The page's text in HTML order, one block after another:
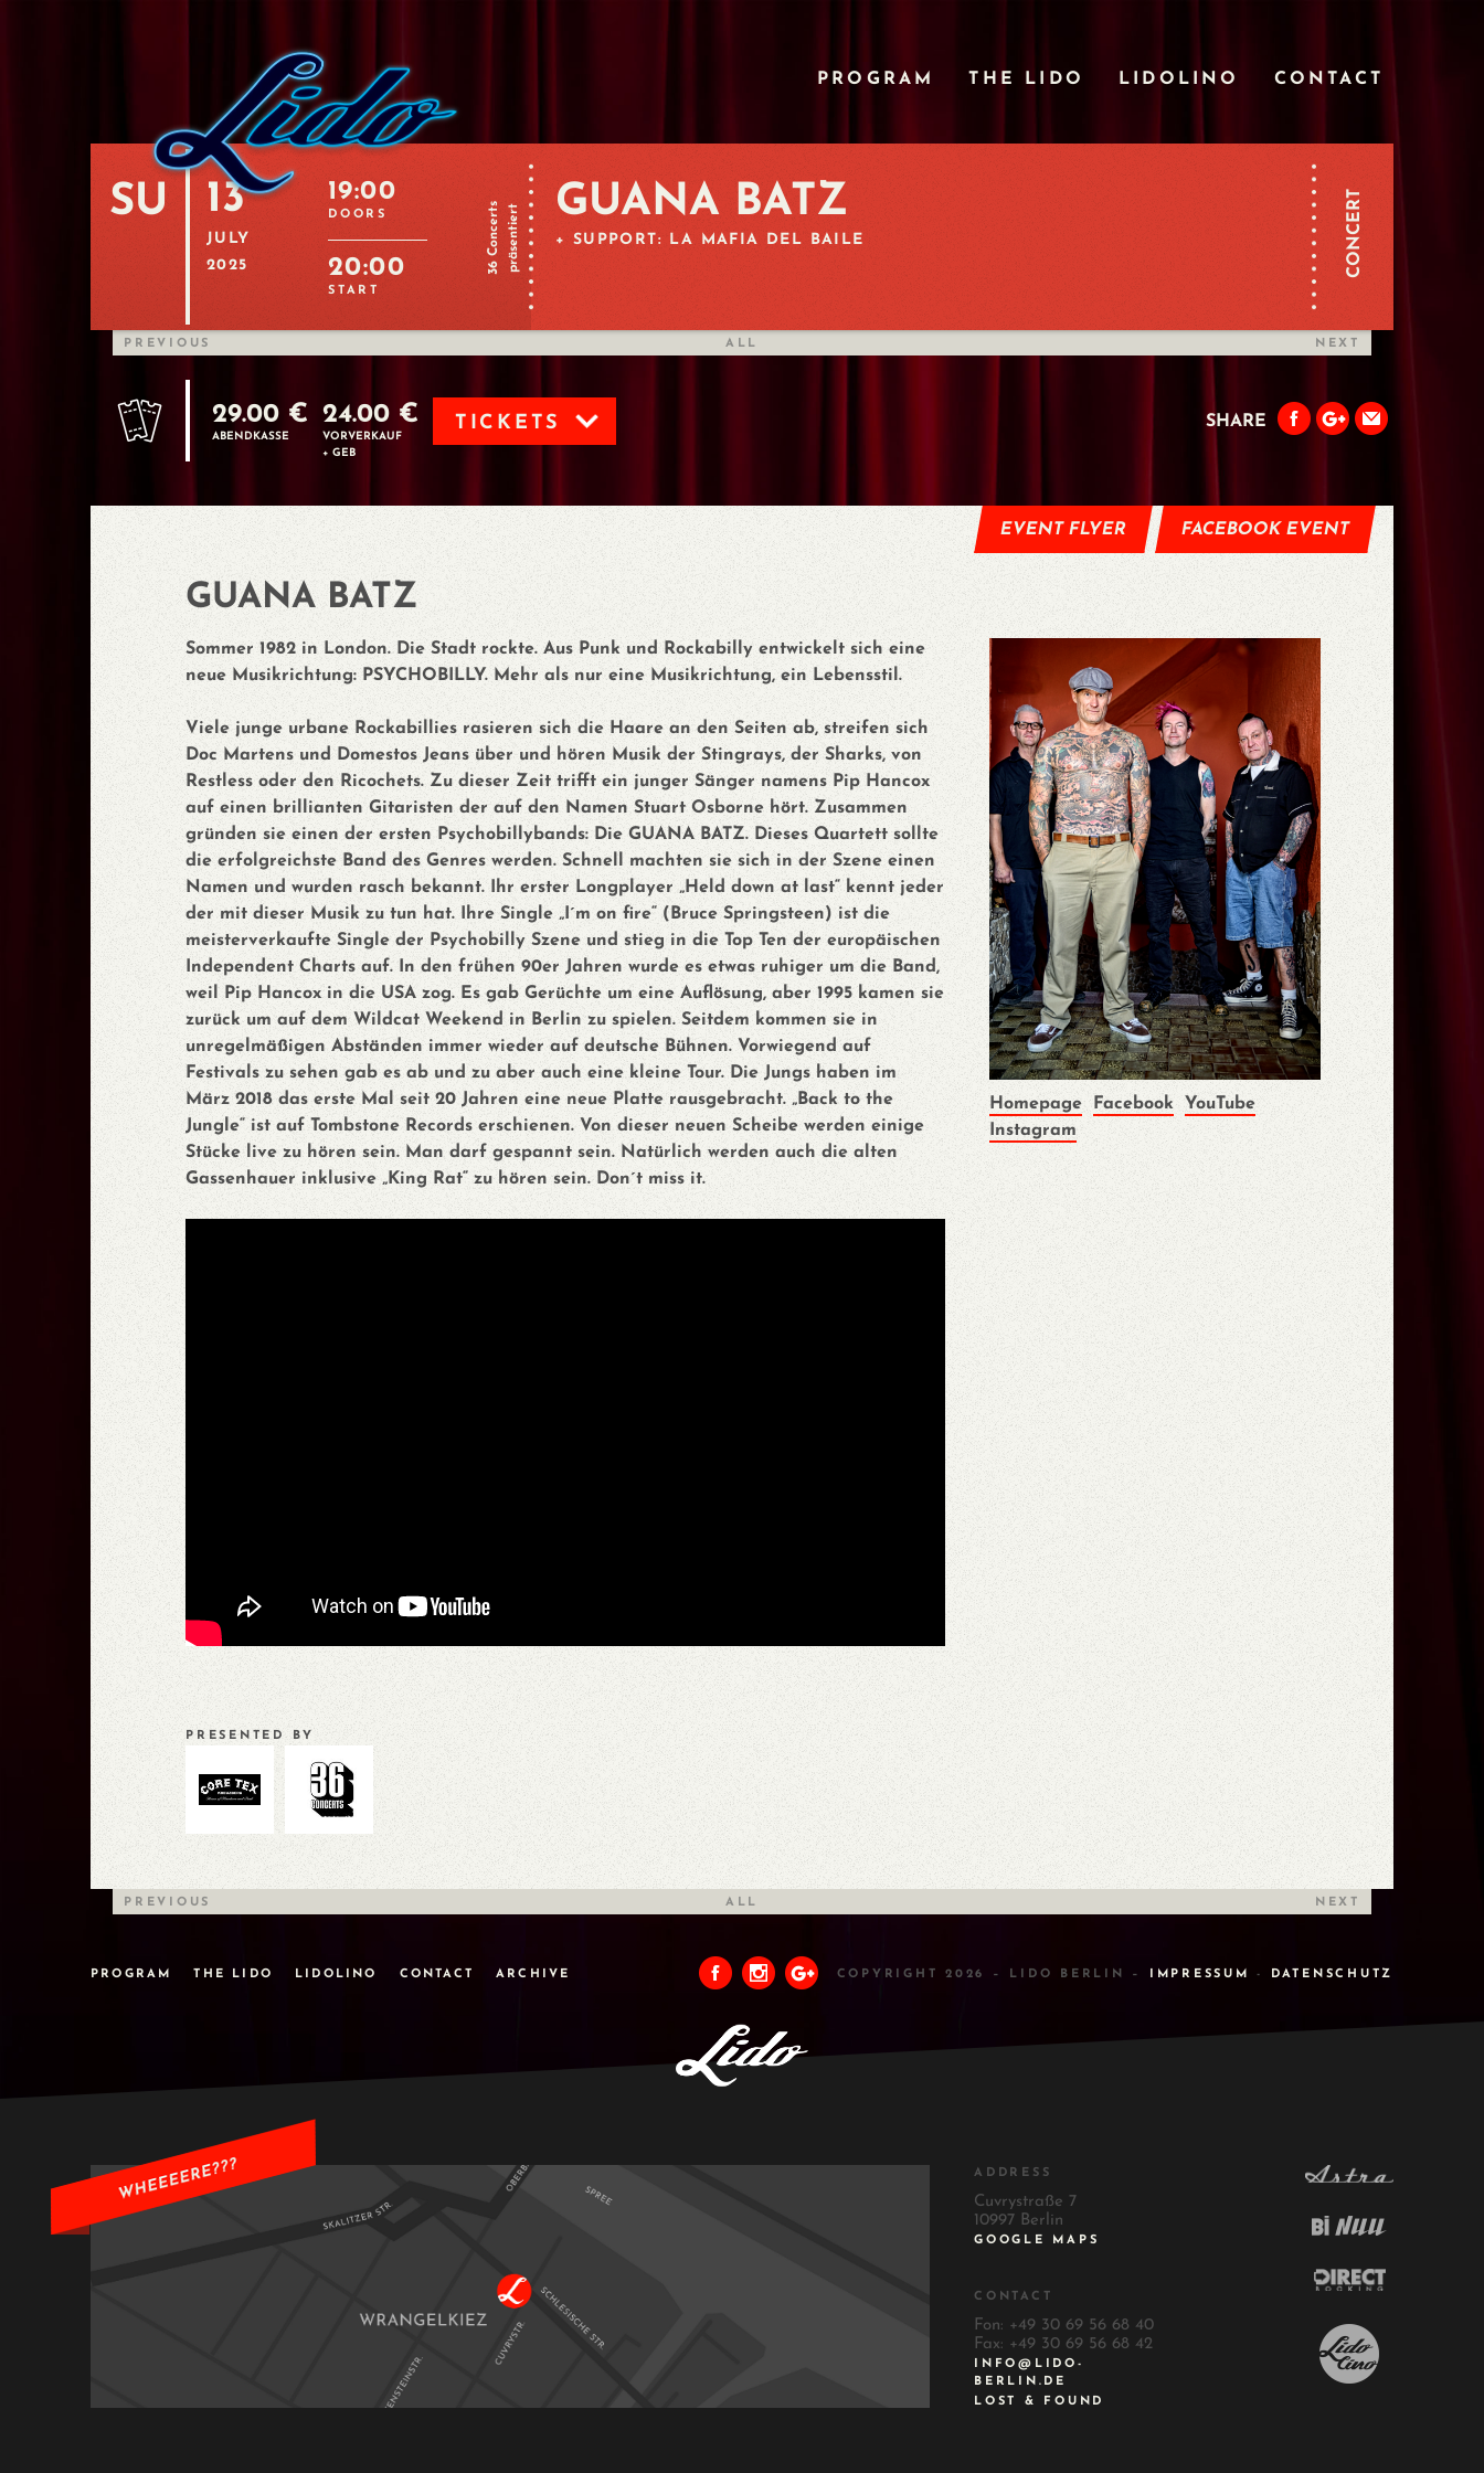
PROGRAM THE LIDO LIDOLINO CONTACT
SU 13
JULY
2025
19:00
DOORS
20:00
START
36 Concertspräsentiert GUANA BATZ
+ SUPPORT: LA MAFIA DEL BAILE CONCERT
PREVIOUS ALL NEXT
29.00 €
ABENDKASSE
24.00 €
VORVERKAUF
+ GEB
TICKETS SHARE
EVENT FLYER FACEBOOK EVENT
Homepage Facebook
YouTube
Instagram
GUANA BATZ
Sommer 1982 in London. Die Stadt rockte. Aus Punk und Rockabilly entwickelt sich eine
neue Musikrichtung: PSYCHOBILLY. Mehr als nur eine Musikrichtung, ein Lebensstil.
Viele junge urbane Rockabillies rasieren sich die Haare an den Seiten ab, streifen sich
Doc Martens und Domestos Jeans über und hören Musik der Stingrays, der Sharks, von
Restless oder den Ricochets. Zu dieser Zeit trifft ein junger Sänger namens Pip Hancox
auf einen brillianten Gitaristen der auf den Namen Stuart Osborne hört. Zusammen
gründen sie einen der ersten Psychobillybands: Die GUANA BATZ. Dieses Quartett sollte
die erfolgreichste Band des Genres werden. Schnell machten sie sich in der Szene einen
Namen und wurden rasch bekannt. Ihr erster Longplayer „Held down at last“ kennt jeder
der mit dieser Musik zu tun hat. Ihre Single „I´m on fire“ (Bruce Springsteen) ist die
meisterverkaufte Single der Psychobilly Szene und stieg in die Top Ten der europäischen
Independent Charts auf. In den frühen 90er Jahren wurde es etwas ruhiger um die Band,
weil Pip Hancox in die USA zog. Es gab Gerüchte um eine Auflösung, aber 1995 kamen sie
zurück um auf dem Wildcat Weekend in Berlin zu spielen. Seitdem kommen sie in
unregelmäßigen Abständen immer wieder auf deutsche Bühnen. Vorwiegend auf
Festivals zu sehen gab es ab und zu aber auch eine kleine Tour. Die Jungs haben im
März 2018 das erste Mal seit 20 Jahren eine neue Platte rausgebracht. „Back to the
Jungle“ ist auf Tombstone Records erschienen. Von dieser neuen Scheibe werden einige
Stücke live zu hören sein. Man darf gespannt sein. Natürlich werden auch die alten
Gassenhauer inklusive „King Rat“ zu hören sein. Don´t miss it.
PRESENTED BY
PREVIOUS ALL NEXT
PROGRAM THE LIDO LIDOLINO CONTACT ARCHIVE COPYRIGHT 2026 – LIDO BERLIN – IMPRESSUM - DATENSCHUTZ
ADDRESS
Cuvrystraße 7
10997 Berlin
GOOGLE MAPS
CONTACT
Fon: +49 30 69 56 68 40
Fax: +49 30 69 56 68 42
INFO@LIDO-
BERLIN.DE
LOST & FOUND